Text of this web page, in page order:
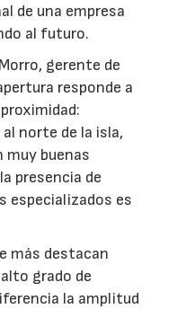
de una empresa
al futuro.
gerente de
responde a
norte de la isla,
muy buenas
presencia de
especializados es
más destacan
grado de
la amplitud